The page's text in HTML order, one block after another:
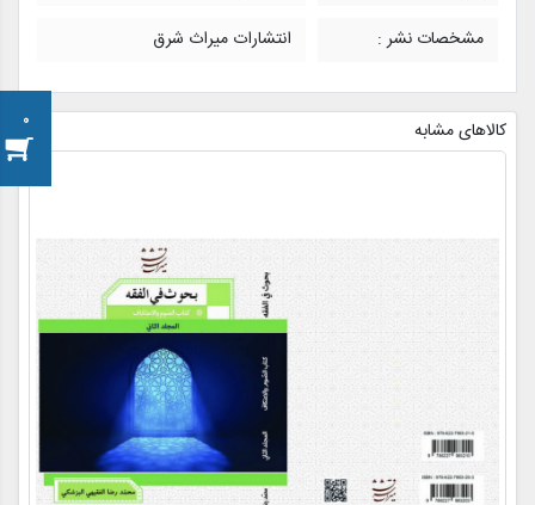
0
مشخصات نشر :
انتشارات میراث شرق
کالاهای مشابه